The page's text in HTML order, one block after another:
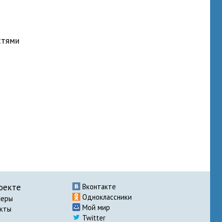
Вконтакте
Одноклассники
Мой мир
Twitter